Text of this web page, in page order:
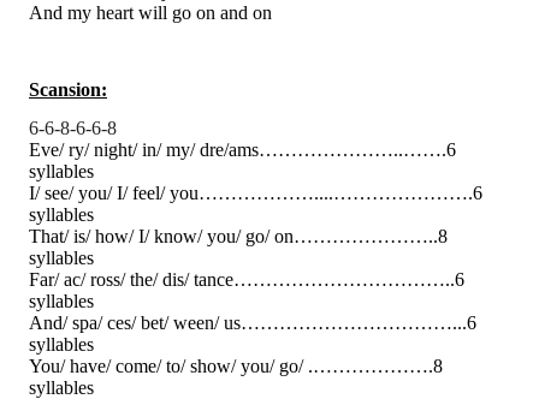
And my heart will go on and on
Scansion:
6-6-8-6-6-8
Eve/ ry/ night/ in/ my/ dre/ams…………………..…….6
syllables
I/ see/ you/ I/ feel/ you………………....………………….6
syllables
That/ is/ how/ I/ know/ you/ go/ on…………………..8
syllables
Far/ ac/ ross/ the/ dis/ tance……………………………..6
syllables
And/ spa/ ces/ bet/ ween/ us……………………………...6
syllables
You/ have/ come/ to/ show/ you/ go/ .……………….8
syllables